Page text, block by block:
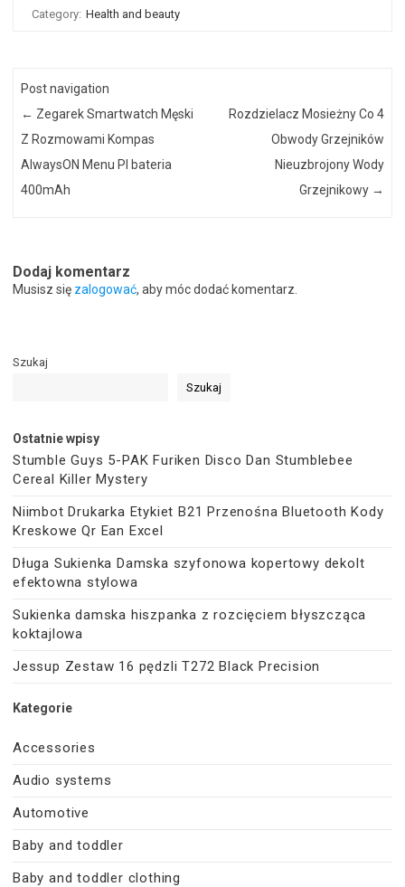
Category: Health and beauty
Post navigation
← Zegarek Smartwatch Męski
Z Rozmowami Kompas
AlwaysON Menu Pl bateria
400mAh
Rozdzielacz Mosieżny Co 4
Obwody Grzejników
Nieuzbrojony Wody
Grzejnikowy →
Dodaj komentarz
Musisz się zalogować, aby móc dodać komentarz.
Szukaj
Szukaj
Ostatnie wpisy
Stumble Guys 5-PAK Furiken Disco Dan Stumblebee
Cereal Killer Mystery
Niimbot Drukarka Etykiet B21 Przenośna Bluetooth Kody
Kreskowe Qr Ean Excel
Długa Sukienka Damska szyfonowa kopertowy dekolt
efektowna stylowa
Sukienka damska hiszpanka z rozcięciem błyszcząca
koktajlowa
Jessup Zestaw 16 pędzli T272 Black Precision
Kategorie
Accessories
Audio systems
Automotive
Baby and toddler
Baby and toddler clothing